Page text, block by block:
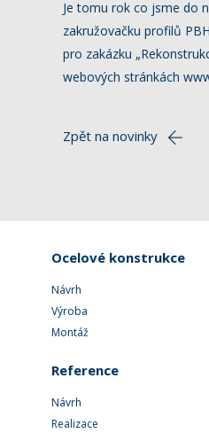
Je tomu rok co jsme do
zakružovačku profilů
pro zakázku
webových stránkách
Zpět na novinky
Ocelové konstrukce
Návrh
Výroba
Montáž
Reference
Návrh
Realizace